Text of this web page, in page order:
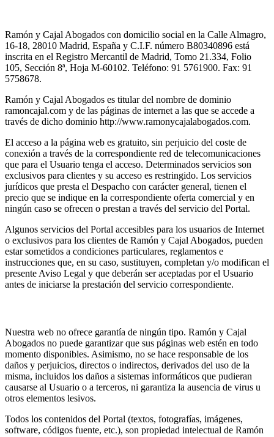
Ramón y Cajal Abogados con domicilio social en la Calle Almagro,
16-18, 28010 Madrid, España y C.I.F. número B80340896 está
inscrita en el Registro Mercantil de Madrid, Tomo 21.334, Folio
105, Sección 8ª, Hoja M-60102. Teléfono: 91 5761900. Fax: 91
5758678.
Ramón y Cajal Abogados es titular del nombre de dominio
ramoncajal.com y de las páginas de internet a las que se accede a
través de dicho dominio http://www.ramonycajalabogados.com.
El acceso a la página web es gratuito, sin perjuicio del coste de
conexión a través de la correspondiente red de telecomunicaciones
que para el Usuario tenga el acceso. Determinados servicios son
exclusivos para clientes y su acceso es restringido. Los servicios
jurídicos que presta el Despacho con carácter general, tienen el
precio que se indique en la correspondiente oferta comercial y en
ningún caso se ofrecen o prestan a través del servicio del Portal.
Algunos servicios del Portal accesibles para los usuarios de Internet
o exclusivos para los clientes de Ramón y Cajal Abogados, pueden
estar sometidos a condiciones particulares, reglamentos e
instrucciones que, en su caso, sustituyen, completan y/o modifican el
presente Aviso Legal y que deberán ser aceptadas por el Usuario
antes de iniciarse la prestación del servicio correspondiente.
Nuestra web no ofrece garantía de ningún tipo. Ramón y Cajal
Abogados no puede garantizar que sus páginas web estén en todo
momento disponibles. Asimismo, no se hace responsable de los
daños y perjuicios, directos o indirectos, derivados del uso de la
misma, incluidos los daños a sistemas informáticos que pudieran
causarse al Usuario o a terceros, ni garantiza la ausencia de virus u
otros elementos lesivos.
Todos los contenidos del Portal (textos, fotografías, imágenes,
software, códigos fuente, etc.), son propiedad intelectual de Ramón